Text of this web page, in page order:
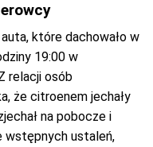
które dachowało w
19:00 w
relacji osób
że citroenem jechały
na pobocze i
wstępnych ustaleń,